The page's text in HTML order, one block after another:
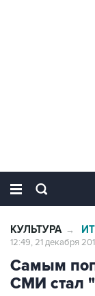
КУЛЬТУРА →
12:49, 21 декабря
Самым
СМИ стал